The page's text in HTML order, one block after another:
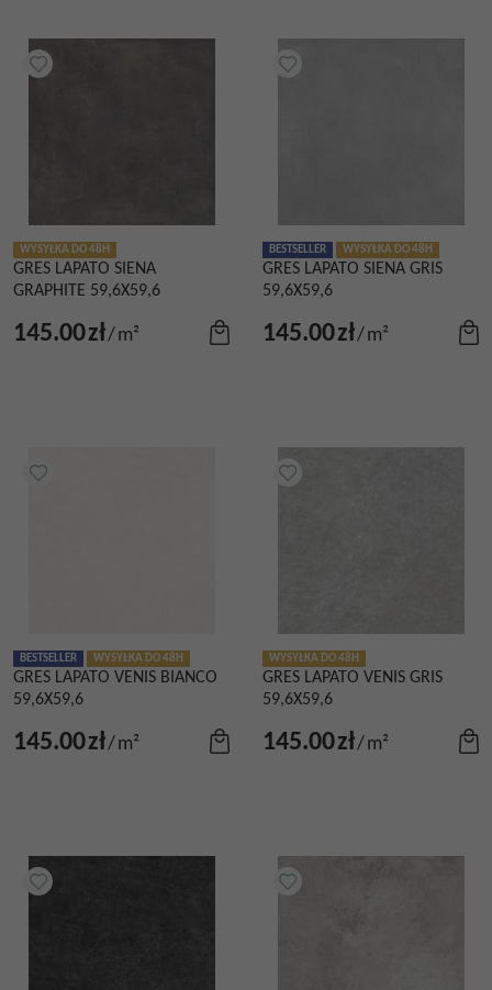
WYSYŁKA DO 48H
GRES LAPATO SIENA
GRAPHITE 59,6X59,6
145.00zł/m²
BESTSELLER WYSYŁKA DO 48H
GRES LAPATO SIENA GRIS
59,6X59,6
145.00zł/m²
BESTSELLER WYSYŁKA DO 48H
GRES LAPATO VENIS BIANCO
59,6X59,6
145.00zł/m²
WYSYŁKA DO 48H
GRES LAPATO VENIS GRIS
59,6X59,6
145.00zł/m²